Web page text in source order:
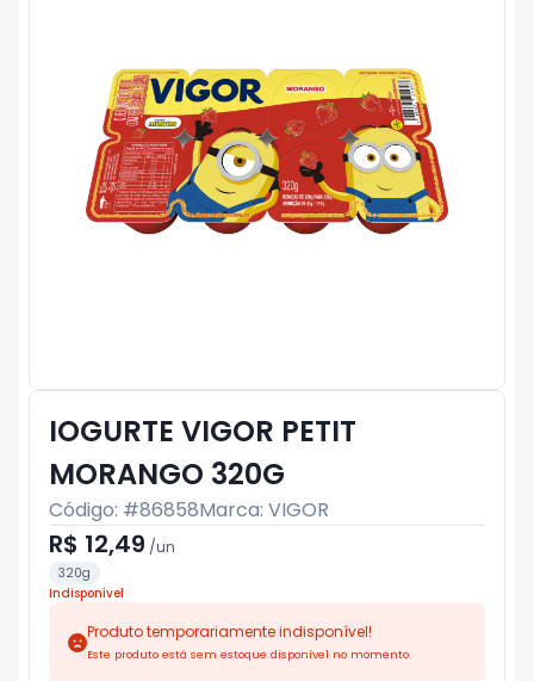
IOGURTE VIGOR PETIT
MORANGO 320G
Código: #86858Marca: VIGOR
R$ 12,49 /un
320g
Indisponível
Produto temporariamente indisponível!
Este produto está sem estoque disponível no momento.